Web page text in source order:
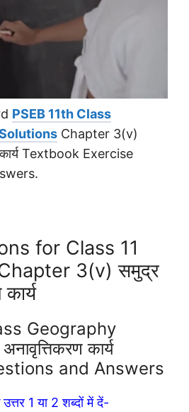
PSEB 11th Class
Chapter 3(v)
Textbook Exercise
for Class 11
3(v) समुद्र
Geography
कार्य
and Answers
1 या 2 शब्दों में दें-